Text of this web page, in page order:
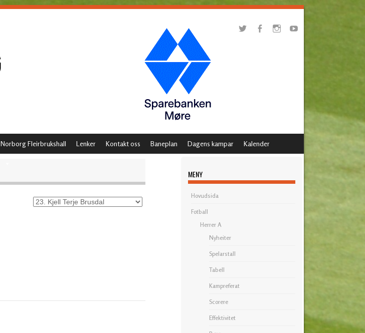
Norborg Fleirbrukshall Lenker Kontakt oss Baneplan Dagens kampar Kalender
MENY
Hovudsida
Fotball
Herrer A
Nyheiter
Spelarstall
Tabell
Kampreferat
Scorere
Effektivitet